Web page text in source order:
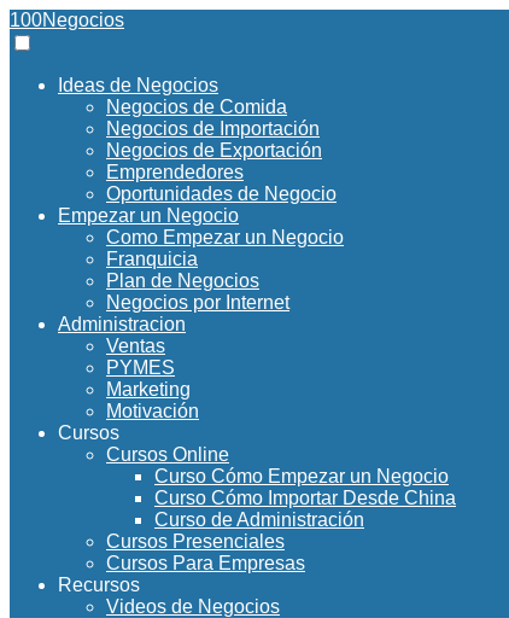
100Negocios
Ideas de Negocios
Negocios de Comida
Negocios de Importación
Negocios de Exportación
Emprendedores
Oportunidades de Negocio
Empezar un Negocio
Como Empezar un Negocio
Franquicia
Plan de Negocios
Negocios por Internet
Administracion
Ventas
PYMES
Marketing
Motivación
Cursos
Cursos Online
Curso Cómo Empezar un Negocio
Curso Cómo Importar Desde China
Curso de Administración
Cursos Presenciales
Cursos Para Empresas
Recursos
Videos de Negocios